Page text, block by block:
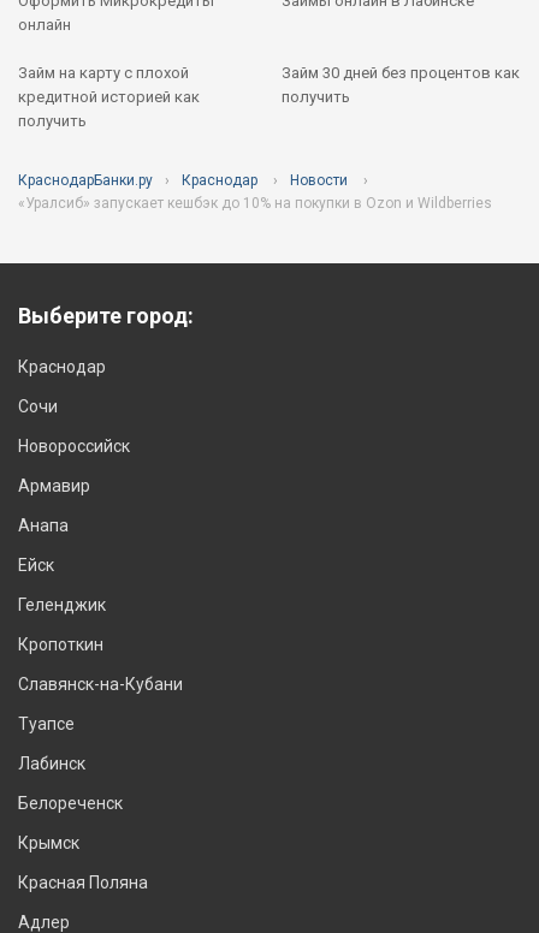
онлайн
Займ на карту с плохой
кредитной историей как
получить
Займ 30 дней без процентов как
получить
КраснодарБанки.ру Краснодар
Новости
«Уралсиб» запускает кешбэк до 10% на покупки в Ozon и Wildberries
Выберите город:
Краснодар
Сочи
Новороссийск
Армавир
Анапа
Ейск
Геленджик
Кропоткин
Славянск-на-Кубани
Туапсе
Лабинск
Белореченск
Крымск
Красная Поляна
Адлер